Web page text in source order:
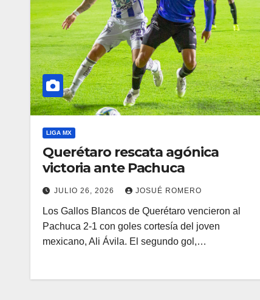
LIGA MX
Querétaro rescata agónica
victoria ante Pachuca
JULIO 26, 2026 JOSUÉ ROMERO
Los Gallos Blancos de Querétaro vencieron al
Pachuca 2-1 con goles cortesía del joven
mexicano, Ali Ávila. El segundo gol,…